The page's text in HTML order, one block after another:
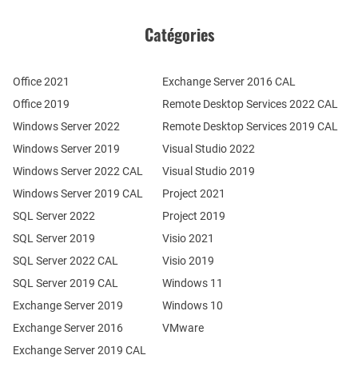
Catégories
Office 2021
Office 2019
Windows Server 2022
Windows Server 2019
Exchange Server 2019
Exchange Server 2016
SQL Server 2022
SQL Server 2019
Windows Server 2022 CAL
Windows Server 2019 CAL
SQL Server 2022 CAL
SQL Server 2019 CAL
Remote Desktop Services 2022 CAL
Remote Desktop Services 2019 CAL
Exchange Server 2019 CAL
Exchange Server 2016 CAL
Visual Studio 2022
Visual Studio 2019
Project 2021
Project 2019
Visio 2021
Visio 2019
Windows 11
Windows 10
VMware